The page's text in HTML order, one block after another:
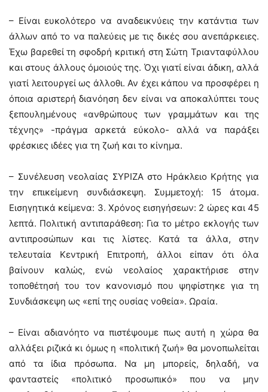
– Είναι ευκολότερο να αναδεικνύεις την κατάντια των
άλλων από το να παλεύεις με τις δικές σου ανεπάρκειες.
Έχω βαρεθεί τη σφοδρή κριτική στη Σώτη Τριανταφύλλου
και στους άλλους όμοιούς της. Όχι γιατί είναι άδικη, αλλά
γιατί λειτουργεί ως άλλοθι. Αν έχει κάπου να προσφέρει η
όποια αριστερή διανόηση δεν είναι να αποκαλύπτει τους
ξεπουλημένους «ανθρώπους των γραμμάτων και της
τέχνης» -πράγμα αρκετά εύκολο- αλλά να παράξει
φρέσκιες ιδέες για τη ζωή και το κίνημα.
– Συνέλευση νεολαίας ΣΥΡΙΖΑ στο Ηράκλειο Κρήτης για
την επικείμενη συνδιάσκεψη. Συμμετοχή: 15 άτομα.
Εισηγητικά κείμενα: 3. Χρόνος εισηγήσεων: 2 ώρες και 45
λεπτά. Πολιτική αντιπαράθεση: Για το μέτρο εκλογής των
αντιπροσώπων και τις λίστες. Κατά τα άλλα, στην
τελευταία Κεντρική Επιτροπή, άλλοι είπαν ότι όλα
βαίνουν καλώς, ενώ νεολαίος χαρακτήρισε στην
τοποθέτησή του τον κανονισμό που ψηφίστηκε για τη
Συνδιάσκεψη ως «επί της ουσίας νοθεία». Ωραία.
– Είναι αδιανόητο να πιστέψουμε πως αυτή η χώρα θα
αλλάξει ριζικά κι όμως η «πολιτική ζωή» θα μονοπωλείται
από τα ίδια πρόσωπα. Να μη μπορείς, δηλαδή, να
φανταστείς «πολιτικό προσωπικό» που να μην